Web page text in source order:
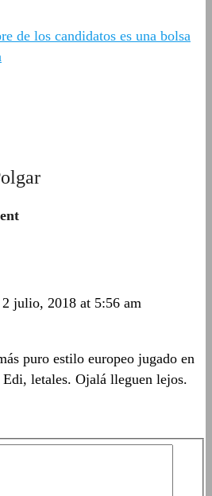
de los candidatos es una bolsa
julio, 2018 at 5:56 am
puro estilo europeo jugado en
letales. Ojalá lleguen lejos.